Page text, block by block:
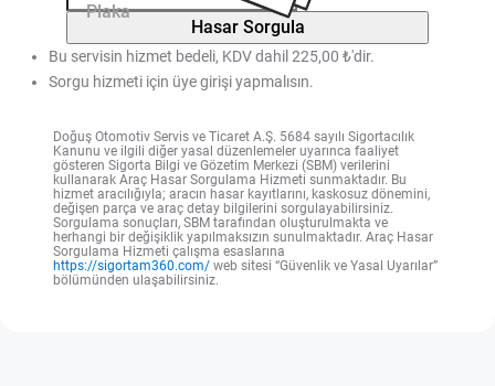
Plaka
Hasar Sorgula
Bu servisin hizmet bedeli, KDV dahil 225,00 ₺'dir.
Sorgu hizmeti için üye girişi yapmalısın.
Doğuş Otomotiv Servis ve Ticaret A.Ş. 5684 sayılı Sigortacılık
Kanunu ve ilgili diğer yasal düzenlemeler uyarınca faaliyet
gösteren Sigorta Bilgi ve Gözetim Merkezi (SBM) verilerini
kullanarak Araç Hasar Sorgulama Hizmeti sunmaktadır. Bu
hizmet aracılığıyla; aracın hasar kayıtlarını, kaskosuz dönemini,
değişen parça ve araç detay bilgilerini sorgulayabilirsiniz.
Sorgulama sonuçları, SBM tarafından oluşturulmakta ve
herhangi bir değişiklik yapılmaksızın sunulmaktadır. Araç Hasar
Sorgulama Hizmeti çalışma esaslarına
https://sigortam360.com/ web sitesi “Güvenlik ve Yasal Uyarılar”
bölümünden ulaşabilirsiniz.